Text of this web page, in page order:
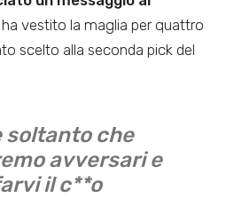
vestito la maglia per quattro
scelto alla seconda pick del
soltanto che
avversari e
il c**o